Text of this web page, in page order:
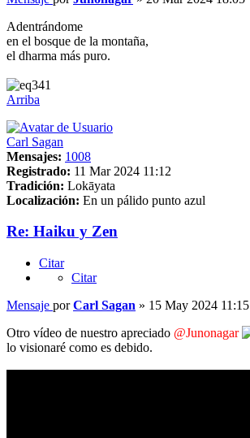
Adentrándome
en el bosque de la montaña,
el dharma más puro.
Arriba
Carl Sagan
Mensajes: 1008
Registrado: 11 Mar 2024 11:12
Tradición: Lokāyata
Localización: En un pálido punto azul
Re: Haiku y Zen
Citar
Citar
Mensaje porCarl Sagan » 15 May 2024 11:15
Otro vídeo de nuestro apreciado @Junonagar
lo visionaré como es debido.